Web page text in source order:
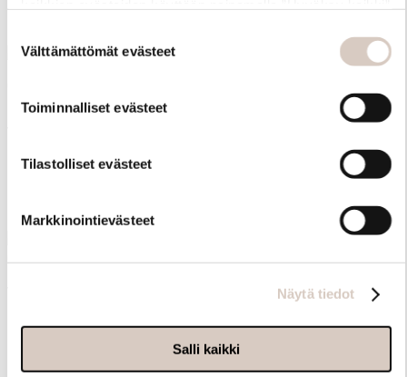
myöhemmin ”Evästeasetukset” -linkin kautta.
valinta
Välttämättömät evästeet
Toiminnalliset evästeet
Tilastolliset evästeet
Markkinointievästeet
Näytä tiedot
Salli kaikki
SALE
13 €
+3